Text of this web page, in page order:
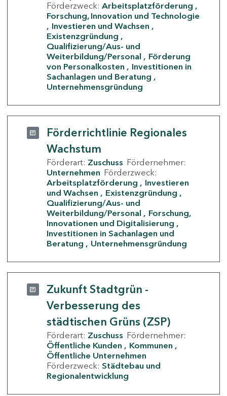
Förderzweck: Arbeitsplatzförderung
Forschung, Innovation und Technologie
Investieren und Wachsen
Existenzgründung
Qualifizierung/Aus- und
Weiterbildung/Personal
Förderung
von Personalkosten
Investitionen in
Sachanlagen und Beratung
Unternehmensgründung
Förderrichtlinie Regionales
Wachstum
Förderart: Zuschuss Fördernehmer:
Unternehmen Förderzweck:
Arbeitsplatzförderung
Investieren
und Wachsen
Existenzgründung
Qualifizierung/Aus- und
Weiterbildung/Personal
Forschung,
Innovationen und Digitalisierung
Investitionen in Sachanlagen und
Beratung
Unternehmensgründung
Zukunft Stadtgrün -
Verbesserung des
städtischen Grüns (ZSP)
Förderart: Zuschuss Fördernehmer:
Öffentliche Kunden
Kommunen
Öffentliche Unternehmen
Förderzweck: Städtebau und
Regionalentwicklung